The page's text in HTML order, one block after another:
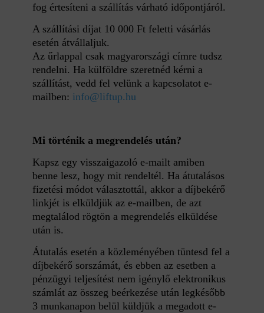
fog értesíteni a szállítás várható időpontjáról.
A szállítási díjat 10 000 Ft feletti vásárlás
esetén átvállaljuk.
Az űrlappal csak magyarországi címre tudsz
rendelni. Ha külföldre szeretnéd kérni a
szállítást, vedd fel velünk a kapcsolatot e-
mailben: info@liftup.hu
Mi történik a megrendelés után?
Kapsz egy visszaigazoló e-mailt amiben
benne lesz, hogy mit rendeltél. Ha átutalásos
fizetési módot választottál, akkor a díjbekérő
linkjét is elküldjük az e-mailben, de azt
megtalálod rögtön a megrendelés elküldése
után is.
Átutalás esetén a közleményében tüntesd fel a
díjbekérő sorszámát, és ebben az esetben a
pénzügyi teljesítést nem igénylő elektronikus
számlát az összeg beérkezése után legkésőbb
3 munkanapon belül küldjük a megadott e-